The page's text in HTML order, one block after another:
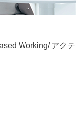
Working/ アク